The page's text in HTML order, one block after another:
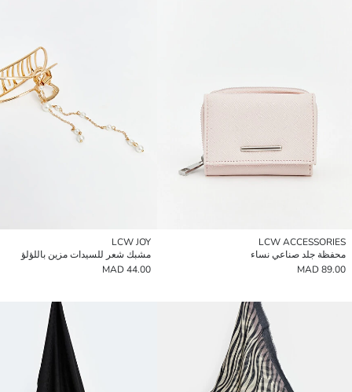
LCW ACCESSORIES
محفظة جلد صناعي نساء
89.00 MAD
LCW JOY
مشبك شعر للسيدات مزين باللؤلؤ
44.00 MAD